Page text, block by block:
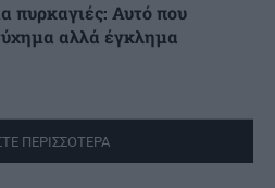
πυρκαγιές: Αυτό που
αλλά έγκλημα
ΠΕΡΙΣΣΟΤΕΡΑ